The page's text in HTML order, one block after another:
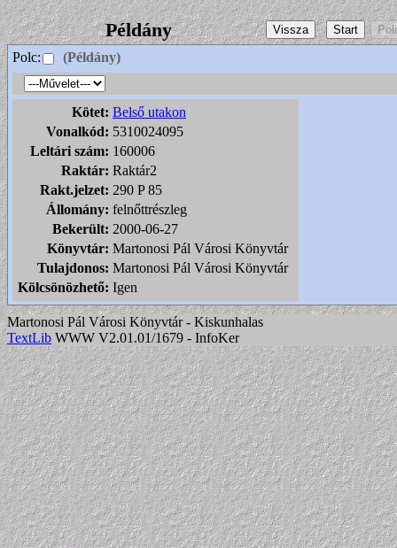
Példány
Polc: (Példány)
Kötet: Belső utakon
Vonalkód: 5310024095
Leltári szám: 160006
Raktár: Raktár2
Rakt.jelzet: 290 P 85
Állomány: felnőttrészleg
Bekerült: 2000-06-27
Könyvtár: Martonosi Pál Városi Könyvtár
Tulajdonos: Martonosi Pál Városi Könyvtár
Kölcsönözhető: Igen
Martonosi Pál Városi Könyvtár - Kiskunhalas
TextLib WWW V2.01.01/1679 - InfoKer